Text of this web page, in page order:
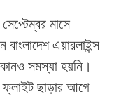
মাসে
এয়ারলাইন্স
সমস্যা হয়নি।
ফ্লাইট ছাড়ার আগে